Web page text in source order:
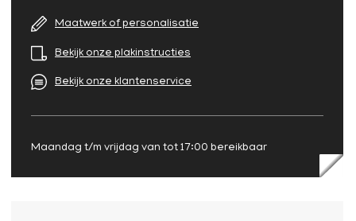
Maatwerk of personalisatie
Bekijk onze plakinstructies
Bekijk onze klantenservice
Maandag t/m vrijdag van tot 17:00 bereikbaar